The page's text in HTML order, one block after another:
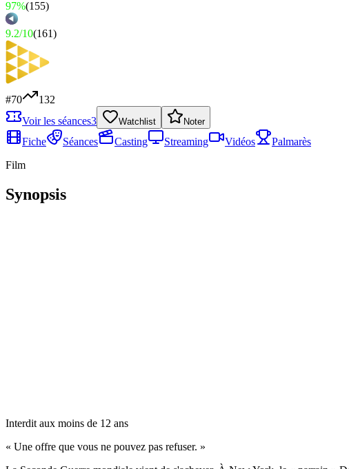
97%(155)
9.2/10(161)
#70
132
Voir les séances3 Watchlist Noter
Fiche Séances Casting Streaming Vidéos
Palmarès
Film
Synopsis
Interdit aux moins de 12 ans
« Une offre que vous ne pouvez pas refuser. »